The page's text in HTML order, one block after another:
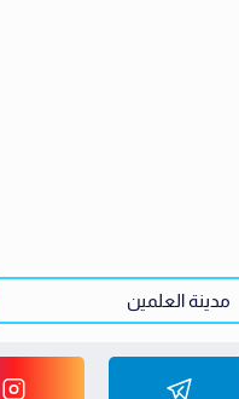
مدينة العلمين